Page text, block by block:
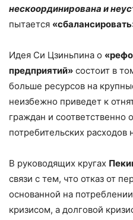
нескоординирована и
пытается
Идея Си Цзиньпина о
предприятий» состоит в
больше ресурсов на
неизбежно приведет к
граждан и соответственно
потребительских расходов
В руководящих кругах
связи с тем, что отказ от
основанной на
кризисом, а долговой